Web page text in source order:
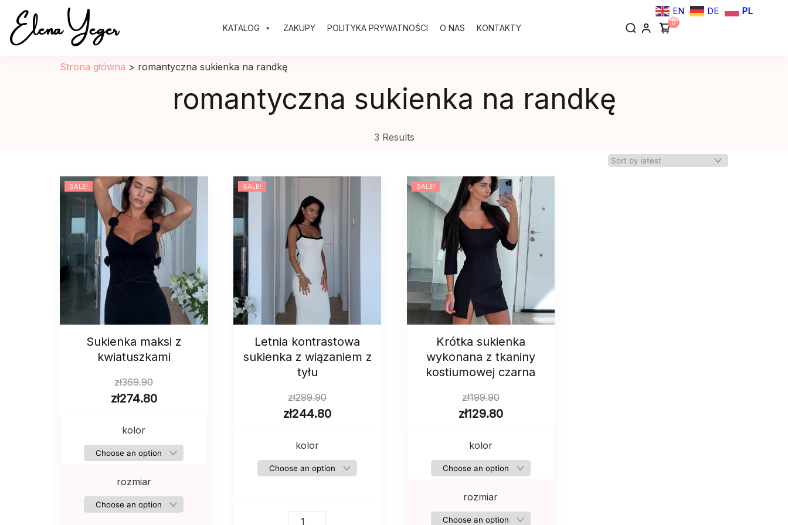
EN DE PL
Elena Yeger
Sklep internetowy odziez damska
KATALOG ZAKUPY POLITYKA PRYWATNOŚCI O NAS KONTAKTY
0
Strona główna > romantyczna sukienka na randkę
romantyczna sukienka na randkę
3 Results
SALE!
Sukienka maksi z
kwiatuszkami
zł369.90
zł274.80
kolor
rozmiar
SALE!
Letnia kontrastowa
sukienka z wiązaniem z
tyłu
zł299.90
zł244.80
kolor
Letnia
SALE!
Krótka sukienka
wykonana z tkaniny
kostiumowej czarna
zł199.90
zł129.80
kolor
rozmiar